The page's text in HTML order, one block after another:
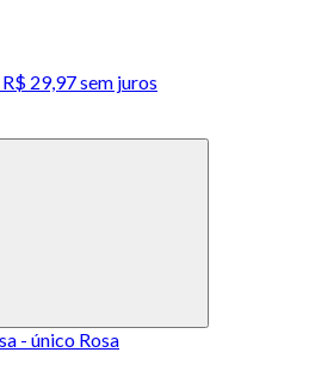
29,97 sem juros